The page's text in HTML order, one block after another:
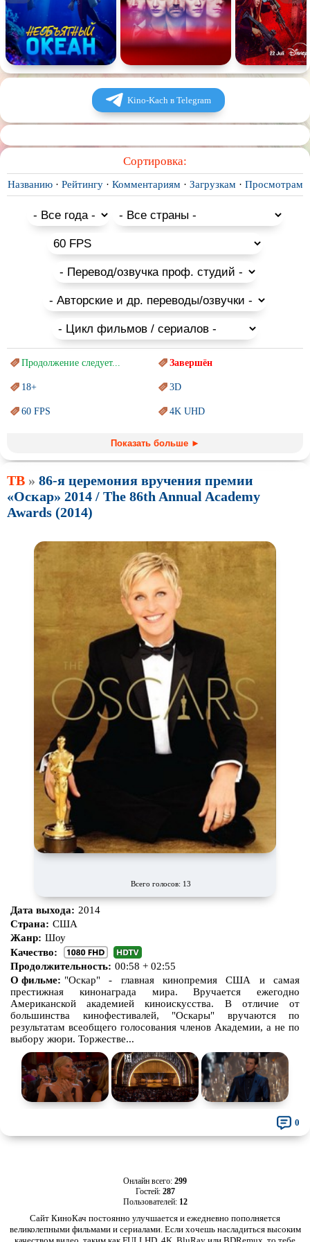
Комедия
Человек Обучающие видео Религия
Kino-Kach в Telegram
Сортировка:
Названию· Рейтингу· Комментариям · Загрузкам · Просмотрам
Продолжение следует... Завершён
18+ 3D
60 FPS 4K UHD
Marvel PIXAR
Sci-Fi (Научнаяфантастика) Trash (трэш) movies
Авангард иСюрреализм
Врачи Гении
Киберпанк
Комикс
Маги и Волшебники Наркотики
Основанное на
событиях
Параллельные миры
Перевод Гоблина
ПереводКубик в Кубе Перевод Кураж-Бамбей
Подростковая жестокость
Постапокалипсис Призраки
Про акул Про апокалипсис
Про богов Про богатых
Про вампиров Про ведьм
Про викингов Про выживание
Про деревню Про динозавров
Про драконов
Про зомби
Про корабли и подводные
лодки
Про любовь Про маньяков и
серийных
убийц
Про мафию
Про оборотней
Про пиратов Про подростков
Про путешествияво времени Про роботов
Про рыцарей Про самолёты
Про тюрьму
Про хакеров
Про хоккей ифигурное
катание
Про шпионов
Показать больше ►
ТВ » 86-я церемония вручения премии
«Оскар» 2014 / The 86th Annual Academy
Awards (2014)
Всего голосов: 13
Дата выхода: 2014
Страна: США
Жанр: Шоу
Качество:
Продолжительность: 00:58 + 02:55
О фильме: "Оскар" - главная кинопремия США и самая
престижная кинонаграда мира. Вручается ежегодно
Американской академией киноискусства. В отличие от
большинства кинофестивалей, "Оскары" вручаются по
результатам всеобщего голосования членов Академии, а не по
выбору жюри. Торжестве...
0
Онлайн всего: 299
Гостей: 287
Пользователей: 12
Сайт КиноКач постоянно улучшается и ежедневно пополняется
великолепными фильмами и сериалами. Если хочешь насладиться высоким